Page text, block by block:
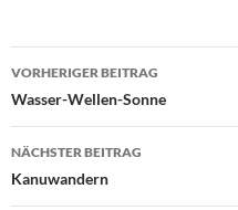
Beitragsnavigation
VORHERIGER BEITRAG
Wasser-Wellen-Sonne
NÄCHSTER BEITRAG
Kanuwandern